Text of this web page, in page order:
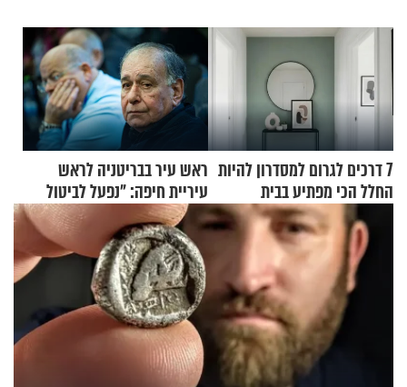
7 דרכים לגרום למסדרון להיות
החלל הכי מפתיע בבית
ראש עיר בבריטניה לראש
עיריית חיפה: ״נפעל לביטול
ברית הערים התאומות״